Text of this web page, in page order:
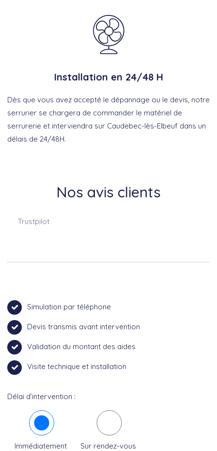
Installation en 24/48 H
Dès que vous avez accepté le dépannage ou le devis, notre
serrurier se chargera de commander le matériel de
serrurerie et interviendra sur Caudebec-lès-Elbeuf dans un
délais de 24/48H.
Nos avis clients
Trustpilot
Simulation par téléphone
Devis transmis avant intervention
Validation du montant des aides
Visite technique et installation
Délai d’intervention :
Immédiatement Sur rendez-vous